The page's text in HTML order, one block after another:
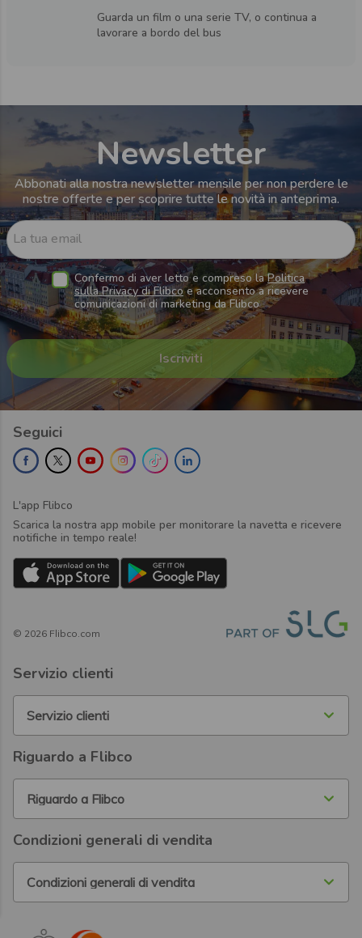
Guarda un film o una serie TV, o continua a
lavorare a bordo del bus
Newsletter
Abbonati alla nostra newsletter mensile per non perdere le
nostre offerte e per scoprire tutte le novità in anteprima.
La tua email
Confermo di aver letto e compreso laPolitica
sulla Privacy di Flibcoe acconsento a ricevere
comunicazioni di marketing da Flibco
Seguici
L'app Flibco
Scarica la nostra app mobile per monitorare la navetta e ricevere
notifiche in tempo reale!
© 2026 Flibco.com
Servizio clienti
Servizio clienti
Riguardo a Flibco
Riguardo a Flibco
Condizioni generali di vendita
Condizioni generali di vendita